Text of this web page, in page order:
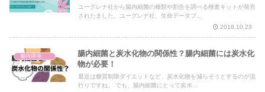
ユーグレナ社から腸内細菌の種類や割合を調べる検査キットが発売
されたました。ユーグレナ社、生命データプ...
2018.10.23
腸内環境と体の仕組み
腸内細菌と炭水化物の関係性？腸内細菌には炭水化
物が必要！
最近は糖質制限ダイエットなど、炭水化物を減らそうとするのが流
行りですね。 でも、腸内細菌にとって炭水...